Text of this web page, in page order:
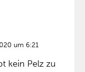
um 6:21
kein Pelz zu